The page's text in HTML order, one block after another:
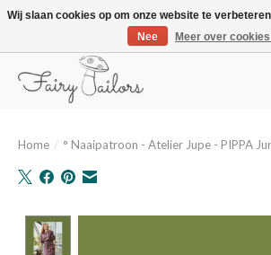
De mooiste online selectie stoffen en mercerie
Home / ° Naaipatroon - Atelier Jupe - PIPPA
Wij slaan cookies op om onze website te
Nee
Meer over cookies